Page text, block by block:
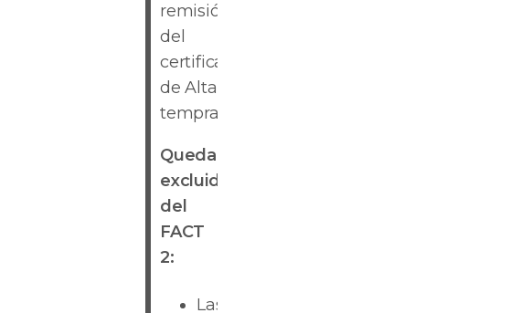
remisión
del
certificado
de Alta
temprana.
Quedan
excluidas
del
FACT
2:
Las